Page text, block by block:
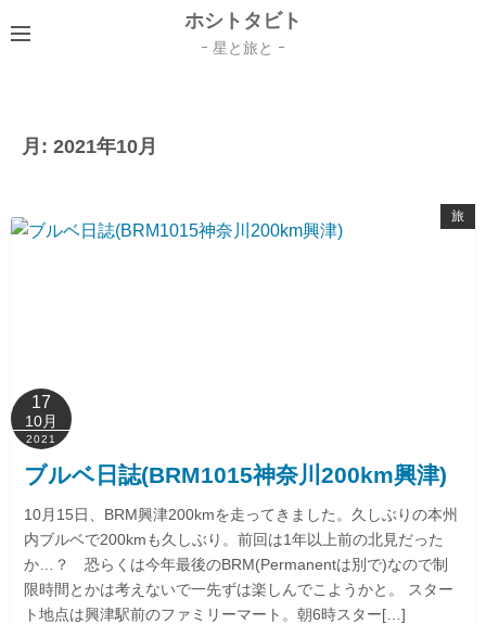
ン
ッ
ホシトタビト
ｰ 星と旅と ｰ
月: 2021年10月
旅
17
10月
2021
ブルベ日誌(BRM1015神奈川200km興津)
10月15日、BRM興津200kmを走ってきました。久しぶりの本州
内ブルベで200kmも久しぶり。前回は1年以上前の北見だった
か…？ 恐らくは今年最後のBRM(Permanentは別で)なので制
限時間とかは考えないで一先ずは楽しんでこようかと。 スター
ト地点は興津駅前のファミリーマート。朝6時スター[…]